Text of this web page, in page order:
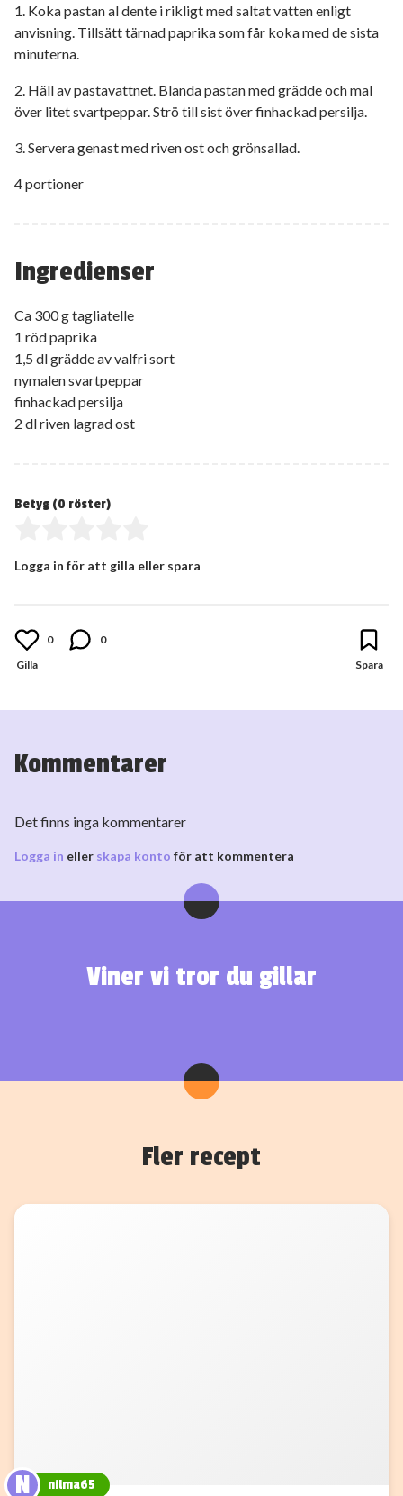
Ingredienser
Ca 300 g tagliatelle
1 röd paprika
1,5 dl grädde av valfri sort
nymalen svartpeppar
finhackad persilja
2 dl riven lagrad ost
1. Koka pastan al dente i rikligt med saltat vatten enligt
anvisning. Tillsätt tärnad paprika som får koka med de sista
minuterna.
2. Häll av pastavattnet. Blanda pastan med grädde och mal
över litet svartpeppar. Strö till sist över finhackad persilja.
3. Servera genast med riven ost och grönsallad.
4 portioner
Betyg (0 röster)
Logga in för att gilla eller spara
0 0
Kommentarer
Det finns inga kommentarer
Logga in eller skapa konto för att kommentera
Viner vi tror du gillar
Fler recept
N nilma65